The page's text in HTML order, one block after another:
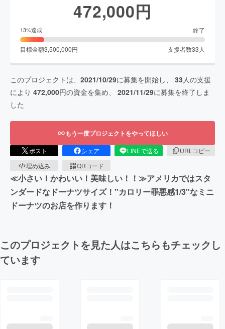
472,000円
13%達成 終了
目標金額3,500,000円 支援者数33 人
このプロジェクトは、 2021/10/29に募集を開始し、 33 人の支援
により 472,000円の資金を集め、 2021/11/29に募集を終了しま
した
もう一度プロジェクトをやってほしい
ポスト シェア LINEで送る
URLコピー
埋め込み
QRコード
≪小さい！かわいい！美味しい！！≫アメリカではスタ
ンダードなドーナツサイズ！"カロリー罪悪感1/3"なミニ
ドーナツのお店を作ります！
このプロジェクトを見た人はこちらもチェックし
ています